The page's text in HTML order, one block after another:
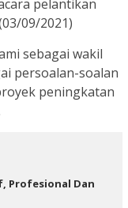
pelantikan
09/2021)
sebagai wakil
persoalan-soalan
peningkatan
Profesional Dan